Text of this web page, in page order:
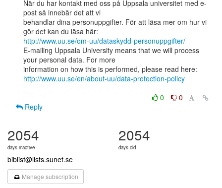
När du har kontakt med oss på Uppsala universitet med e-
post så innebär det att vi
behandlar dina personuppgifter. För att läsa mer om hur vi
http://www.uu.se/om-uu/dataskydd-personuppgifter/
E-mailing Uppsala University means that we will process
your personal data. For more
http://www.uu.se/en/about-uu/data-protection-policy
0
0
Reply
2054
days inactive
2054
days old
biblist@lists.sunet.se
Manage subscription